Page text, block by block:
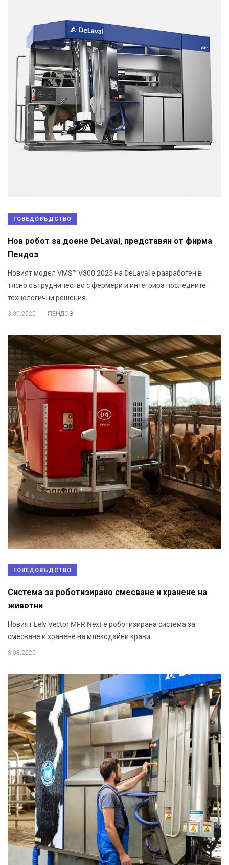
ГОВЕДОВЪДСТВО
Нов робот за доене DeLaval, представян от фирма
Пендоз
Новият модел VMS™ V300 2025 на DeLaval е разработен в
тясно сътрудничество с фермери и интегрира последните
технологични решения.
3.09.2025 ПЕНДОЗ
ГОВЕДОВЪДСТВО
Система за роботизирано смесване и хранене на
животни
Новият Lely Vector MFR Next е роботизирана система за
смесване и хранене на млекодайни крави.
8.08.2025